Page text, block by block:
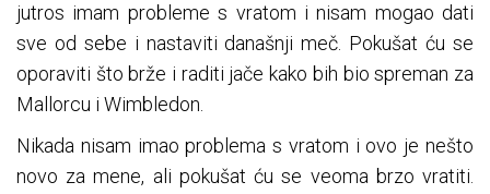
jutros imam probleme s vratom i nisam mogao dati
sve od sebe i nastaviti današnji meč. Pokušat ću se
oporaviti što brže i raditi jače kako bih bio spreman za
Mallorcu i Wimbledon.
Nikada nisam imao problema s vratom i ovo je nešto
novo za mene, ali pokušat ću se veoma brzo vratiti.